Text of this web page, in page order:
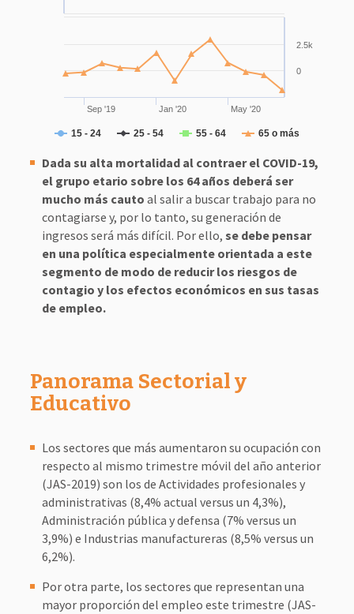
15 - 24 25 - 54 55 - 64 65 o más
Sep '19 Jan '20 May '20
0
2.5k
Dada su alta mortalidad al contraer el COVID-19,
el grupo etario sobre los 64 años deberá ser
mucho más cauto al salir a buscar trabajo para no
contagiarse y, por lo tanto, su generación de
ingresos será más difícil. Por ello, se debe pensar
en una política especialmente orientada a este
segmento de modo de reducir los riesgos de
contagio y los efectos económicos en sus tasas
de empleo.
Panorama Sectorial y
Educativo
Los sectores que más aumentaron su ocupación con
respecto al mismo trimestre móvil del año anterior
(JAS-2019) son los de Actividades profesionales y
administrativas (8,4% actual versus un 4,3%),
Administración pública y defensa (7% versus un
3,9%) e Industrias manufactureras (8,5% versus un
6,2%).
Por otra parte, los sectores que representan una
mayor proporción del empleo este trimestre (JAS-